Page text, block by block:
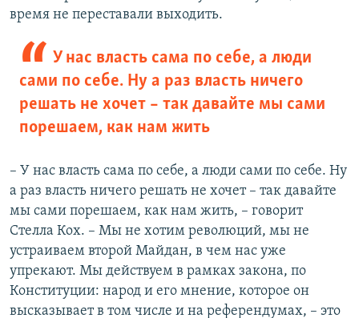
время не переставали выходить.
У нас власть сама по себе, а люди
сами по себе. Ну а раз власть ничего
решать не хочет – так давайте мы сами
порешаем, как нам жить​
– У нас власть сама по себе, а люди сами по себе. Ну
а раз власть ничего решать не хочет – так давайте
мы сами порешаем, как нам жить, – говорит
Стелла Кох. – Мы не хотим революций, мы не
устраиваем второй Майдан, в чем нас уже
упрекают. Мы действуем в рамках закона, по
Конституции: народ и его мнение, которое он
высказывает в том числе и на референдумах, – это